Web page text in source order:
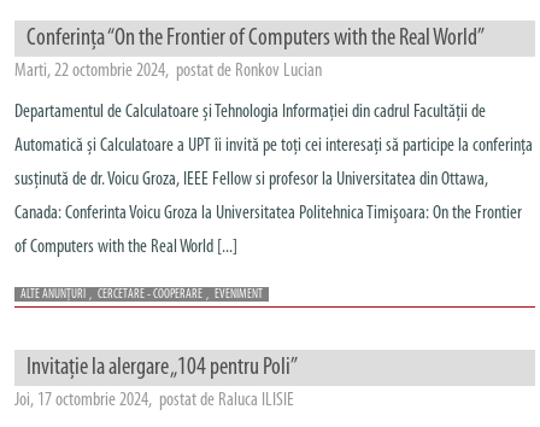
Conferința “On the Frontier of Computers with the Real World”
Marti, 22 octombrie 2024, postat de Ronkov Lucian
Departamentul de Calculatoare și Tehnologia Informației din cadrul Facultății de
Automatică și Calculatoare a UPT îi invită pe toți cei interesați să participe la conferința
susținută de dr. Voicu Groza, IEEE Fellow si profesor la Universitatea din Ottawa,
Canada: Conferinta Voicu Groza la Universitatea Politehnica Timişoara: On the Frontier
of Computers with the Real World [...]
ALTE ANUNȚURI , CERCETARE - COOPERARE , EVENIMENT
Invitație la alergare „104 pentru Poli”
Joi, 17 octombrie 2024, postat de Raluca ILISIE